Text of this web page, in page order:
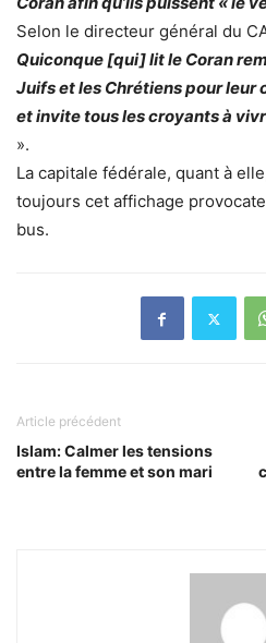
Selon le directeur général du
Quiconque [qui] lit le Coran
Juifs et les Chrétiens pour leur
et invite tous les croyants à
».
La capitale fédérale, quant à
toujours cet affichage
bus.
Article précédent
Islam: Calmer les tensions
entre la femme et son mari